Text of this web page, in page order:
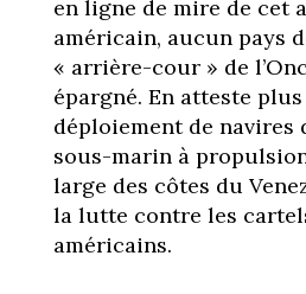
en ligne de mire de cet
américain, aucun pays
« arrière-cour » de
épargné. En atteste
déploiement de navires
sous-marin à
large des côtes du
la lutte contre les
américains.